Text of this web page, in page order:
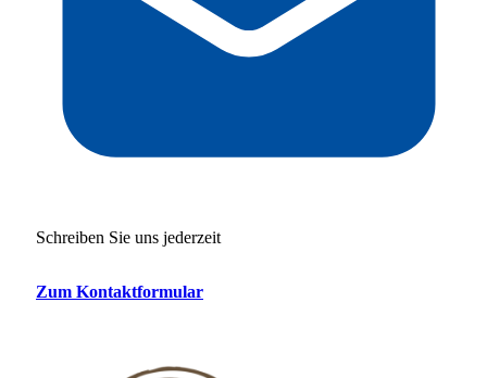
Schreiben Sie uns jederzeit
Zum Kontaktformular